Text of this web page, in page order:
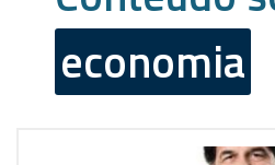
economia